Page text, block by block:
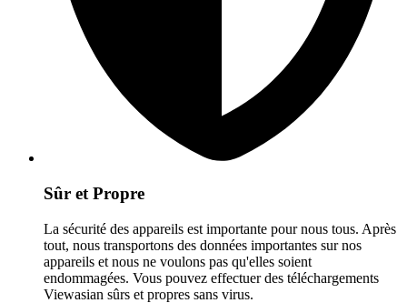
Sûr et Propre
La sécurité des appareils est importante pour nous tous. Après
tout, nous transportons des données importantes sur nos
appareils et nous ne voulons pas qu'elles soient
endommagées. Vous pouvez effectuer des téléchargements
Viewasian sûrs et propres sans virus.